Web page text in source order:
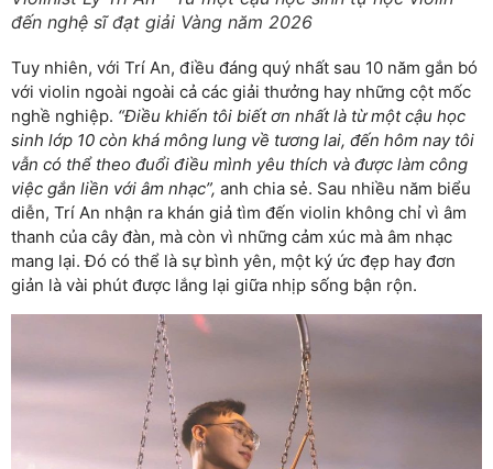
đến nghệ sĩ đạt giải Vàng năm 2026
Tuy nhiên, với Trí An, điều đáng quý nhất sau 10 năm gắn bó
với violin ngoài ngoài cả các giải thưởng hay những cột mốc
nghề nghiệp. “Điều khiến tôi biết ơn nhất là từ một cậu học
sinh lớp 10 còn khá mông lung về tương lai, đến hôm nay tôi
vẫn có thể theo đuổi điều mình yêu thích và được làm công
việc gắn liền với âm nhạc”, anh chia sẻ. Sau nhiều năm biểu
diễn, Trí An nhận ra khán giả tìm đến violin không chỉ vì âm
thanh của cây đàn, mà còn vì những cảm xúc mà âm nhạc
mang lại. Đó có thể là sự bình yên, một ký ức đẹp hay đơn
giản là vài phút được lắng lại giữa nhịp sống bận rộn.